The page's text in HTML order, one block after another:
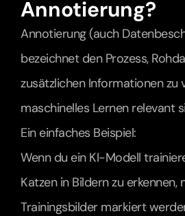
Annotierung?
Annotierung (auch
bezeichnet den Prozess,
zusätzlichen Informationen zu
maschinelles Lernen relevant
Ein einfaches Beispiel:
Wenn du ein KI-Modell
Katzen in Bildern zu erkennen,
Trainingsbilder markiert